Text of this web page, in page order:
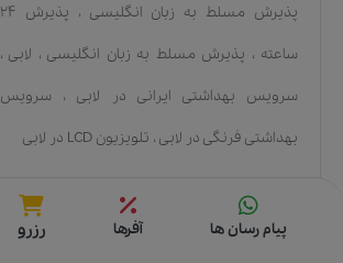
پذیرش مسلط به زبان انگلیسی ،
پذیرش 24
ساعته ، پذیرش مسلط به زبان انگلیسی ، لابی ،
سرویس بهداشتی ایرانی در لابی ،
سرویس
بهداشتی فرنگی در لابی ، تلویزیون LCD در لابی
قوانین هتل
قیمت ها رزرو
پیام رسان ها آفرها رزرو